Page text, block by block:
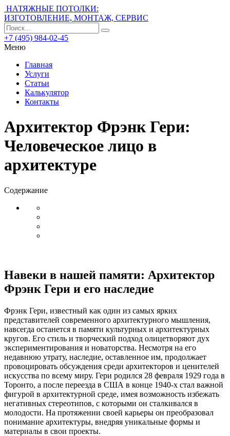
НАТЯЖНЫЕ ПОТОЛКИ:
ИЗГОТОВЛЕНИЕ, МОНТАЖ, СЕРВИС
+7 (495) 984-02-45
Меню
Главная
Услуги
Статьи
Калькулятор
Контакты
Архитектор Фрэнк Гери:
Человеческое лицо в
архитектуре
Содержание
Навеки в нашей памяти: Архитектор
Фрэнк Гери и его наследие
Фрэнк Гери, известный как один из самых ярких
представителей современного архитектурного мышления,
навсегда останется в памяти культурных и архитектурных
кругов. Его стиль и творческий подход олицетворяют дух
экспериментирования и новаторства. Несмотря на его
недавнюю утрату, наследие, оставленное им, продолжает
провоцировать обсуждения среди архитекторов и ценителей
искусства по всему миру. Гери родился 28 февраля 1929 года в
Торонто, а после переезда в США в конце 1940-х стал важной
фигурой в архитектурной среде, имея возможность избежать
негативных стереотипов, с которыми он сталкивался в
молодости. На протяжении своей карьеры он преобразовал
понимание архитектуры, внедряя уникальные формы и
материалы в свои проекты.